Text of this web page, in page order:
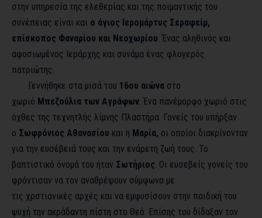
στην υπηρεσία της ελεθερίας και της ποιμαντικής του
συνέπειας είναι και ο άγιος Ιερομάρτυς Σεραφείμ,
επίσκοπος Φαναρίου και Νεοχωρίου . Ένας αληθινός και
αφοσιωμένος Ιεράρχης και συνάμα ένας φλογερός
πατριώτης.
Γεννήθηκε στα μισά του 16ου αιώνα στο
χωριό Μπεζούλια των Αγράφων . Ένα πανέμορφο χωριό στις
όχθες της τεχνητλής λίμνης Πλαστήρα. Γονείς του υπήρξαν
ο Σωφρόνιος Αθανασίου και η Μαρία, οι οποίοι διακρίνονταν
για την ευσέβειά τους και την ενάρετη ζωή τους. Το
βαπτιστικό όνομά του ήταν Σωτήριος . Οι ευσεβείς γονείς του
φρόντισαν να τον αναθρέψουν σύμφωνα με
τις χρστιανικές αρχές και να εμφυσίσουν στην παιδική του
ψυχή την ακράδαντη πίστη στο Θεό. Επίσης του δίδαξαν τον